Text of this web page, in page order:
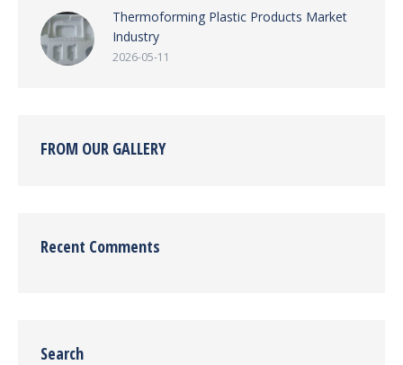
Thermoforming Plastic Products Market
Industry
2026-05-11
FROM OUR GALLERY
Recent Comments
Search